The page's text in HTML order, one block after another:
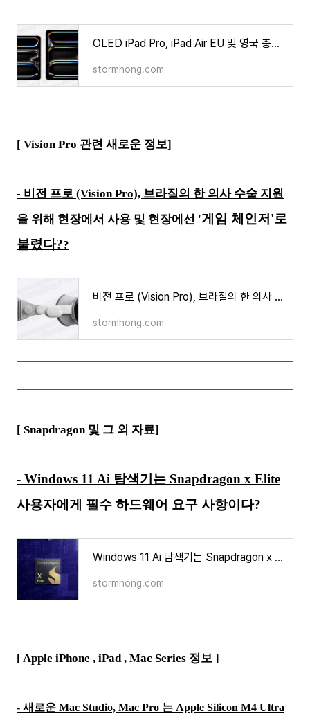
OLED iPad Pro, iPad Air EU 및 영국 충전기를 제공하지 않는다??
stormhong.com
[ Vision Pro 관련 새로운 정보]
- 비전 프로 (Vision Pro), 브라질의 한 의사 수술 지원
을 위해 현장에서 사용 및 현장에선 '게임 체인저'로
불렸다??
비전 프로 (Vision Pro), 브라질의 한 의사 수술 지원을 위해 현장에서 사용 및 현장에선 '게임 체인
stormhong.com
[ Snapdragon 및 그 외 자료]
- Windows 11 Ai 탐색기는 Snapdragon x Elite
사용자에게 필수 하드웨어 요구 사항이다?
Windows 11 Ai 탐색기는 Snapdragon x Elite 사용자에게 필수 하드웨어 요구 사항이다?
stormhong.com
[ Apple iPhone , iPad , Mac Series 정보 ]
- 새로운 Mac Studio, Mac Pro 는 Apple Silicon M4 Ultra